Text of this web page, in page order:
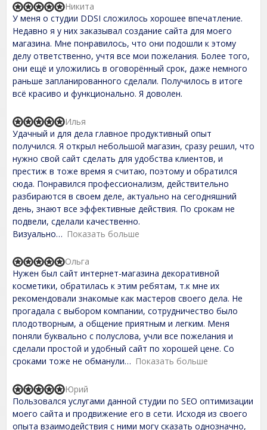
R
a
t
d
5
,
0
o
u
o
f
5
У меня о студии DDSI сложилось хорошее впечатление.
Недавно я у них заказывал создание сайта для моего
магазина. Мне понравилось, что они подошли к этому
делу ответственно, учтя все мои пожелания. Более того,
они ещё и уложились в оговорённый срок, даже немного
раньше запланированного сделали. Получилось в итоге
всё красиво и функционально. Я доволен.
Никита
R
a
t
d
5
,
0
o
u
t
o
f
Удачный и для дела главное продуктивный опыт
получился. Я открыл небольшой магазин, сразу решил, что
нужно свой сайт сделать для удобства клиентов, и
престиж в тоже время я считаю, поэтому и обратился
сюда. Понравился профессионализм, действительно
разбираются в своем деле, актуально на сегодняшний
день, знают все эффективные действия. По срокам не
подвели, сделали качественно.
Визуально
Показать больше
Илья
R
a
t
d
5
,
0
o
u
t
5
Нужен был сайт интернет-магазина декоративной
косметики, обратилась к этим ребятам, т.к мне их
рекомендовали знакомые как мастеров своего дела. Не
прогадала с выбором компании, сотрудничество было
плодотворным, а общение приятным и легким. Меня
поняли буквально с полуслова, учли все пожелания и
сделали простой и удобный сайт по хорошей цене. Со
сроками тоже не обманули
Показать больше
Ольга
R
a
t
Пользовался услугами данной студии по SEO оптимизации
моего сайта и продвижение его в сети. Исходя из своего
опыта взаимодействия с ними могу сказать однозначно,
Юрий